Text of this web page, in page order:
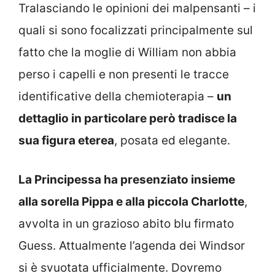
Tralasciando le opinioni dei malpensanti – i
quali si sono focalizzati principalmente sul
fatto che la moglie di William non abbia
perso i capelli e non presenti le tracce
identificative della chemioterapia – un
dettaglio in particolare però tradisce la
sua figura eterea, posata ed elegante.
La Principessa ha presenziato insieme
alla sorella Pippa e alla piccola Charlotte,
avvolta in un grazioso abito blu firmato
Guess. Attualmente l’agenda dei Windsor
si è svuotata ufficialmente. Dovremo